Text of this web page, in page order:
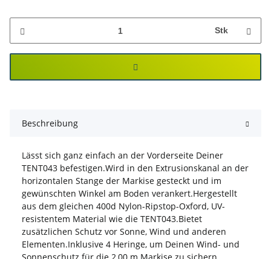
Stk
Beschreibung
Lässt sich ganz einfach an der Vorderseite Deiner
TENT043 befestigen.Wird in den Extrusionskanal an der
horizontalen Stange der Markise gesteckt und im
gewünschten Winkel am Boden verankert.Hergestellt
aus dem gleichen 400d Nylon-Ripstop-Oxford, UV-
resistentem Material wie die TENT043.Bietet
zusätzlichen Schutz vor Sonne, Wind und anderen
Elementen.Inklusive 4 Heringe, um Deinen Wind- und